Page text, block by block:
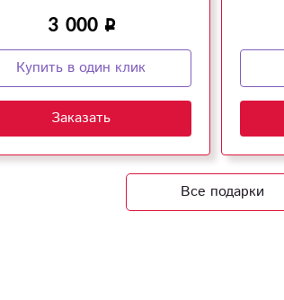
3 000
Купить в один клик
Заказать
Все подарки